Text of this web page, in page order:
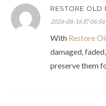
RESTORE OLD
2026-06-16 於 06:56
With Restore
damaged,
preserve them